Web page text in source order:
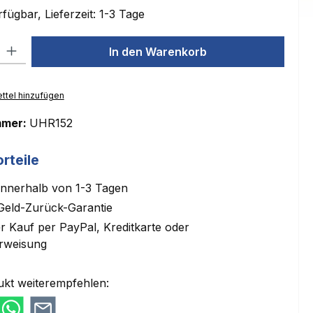
Lieferzeit: 1-3 Tage
Gib den gewünschten Wert ein oder benutze die Schaltflächen
In den Warenkorb
hinzufügen
UHR152
von 1-3 Tagen
Zurück-Garantie
Kauf per PayPal, Kreditkarte oder
weiterempfehlen: